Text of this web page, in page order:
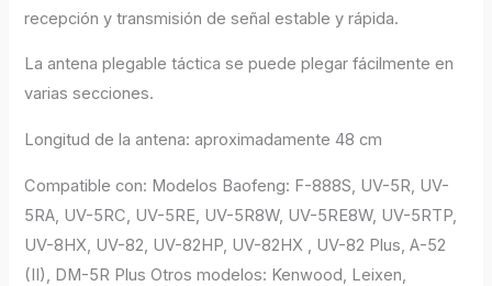
recepción y transmisión de señal estable y rápida.
La antena plegable táctica se puede plegar fácilmente en
varias secciones.
Longitud de la antena: aproximadamente 48 cm
Compatible con: Modelos Baofeng: F-888S, UV-5R, UV-
5RA, UV-5RC, UV-5RE, UV-5R8W, UV-5RE8W, UV-5RTP,
UV-8HX, UV-82, UV-82HP, UV-82HX , UV-82 Plus, A-52
(II), DM-5R Plus Otros modelos: Kenwood, Leixen,